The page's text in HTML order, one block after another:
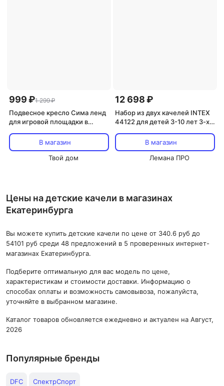
999 ₽1 299 ₽
Подвесное кресло Сима ленд
для игровой площадки в
В магазин
Твой дом
12 698 ₽
Набор из двух качелей INTEX
44122 для детей 3-10 лет 3-х
В магазин
Лемана ПРО
Цены на детские качели в магазинах
Екатеринбурга
Вы можете купить детские качели по цене от 340.6 руб до
54101 руб среди 48 предложений в 5 проверенных интернет-
магазинах Екатеринбурга.
Подберите оптимальную для вас модель по цене,
характеристикам и стоимости доставки. Информацию о
способах оплаты и возможность самовывоза, пожалуйста,
уточняйте в выбранном магазине.
Каталог товаров обновляется ежедневно и актуален на Август,
2026
Популярные бренды
DFC СпектрСпорт